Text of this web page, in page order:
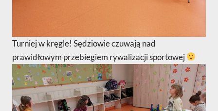
Turniej w kręgle! Sędziowie czuwają nad
prawidłowym przebiegiem rywalizacji sportowej